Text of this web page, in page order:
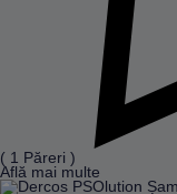
( 1 Păreri )
Află mai multe